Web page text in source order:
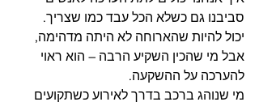
סביבנו גם כשלא הכל עבד כמו שצריך.
יכול להיות שהארוחה לא היתה מדהימה,
אבל מי שהכין השקיע הרבה – הוא ראוי
להערכה על ההשקעה.
מי שנוהג ברכב בדרך לאירוע כשתקועים